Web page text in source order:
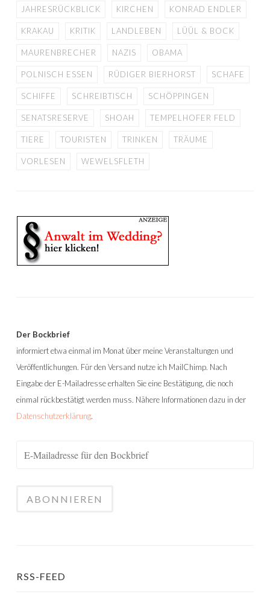
JAHRESRÜCKBLICK KIRCHEN KONRAD ENDLER
KRAKAU KRITIK LANDLEBEN LÜÜL & BOCK
MAURENBRECHER NAZIS OBAMA
POLNISCH ESSEN RÜDIGER BIERHORST SCHAFE
SCHIFFE SCHREIBTISCH SCHÖPPINGEN
SENATSRESERVE SHOAH TEMPELHOFER FELD
TIERE TOURISTEN TRINKEN TRÄUME
VORLESEN WEWELSFLETH
Der Bockbrief
informiert etwa einmal im Monat über meine Veranstaltungen und
Veröffentlichungen. Für den Versand nutze ich MailChimp. Nach
Eingabe der E-Mailadresse erhalten Sie eine Bestätigung, die noch
einmal rückbestätigt werden muss. Nähere Informationen dazu in der
Datenschutzerklärung.
RSS-FEED